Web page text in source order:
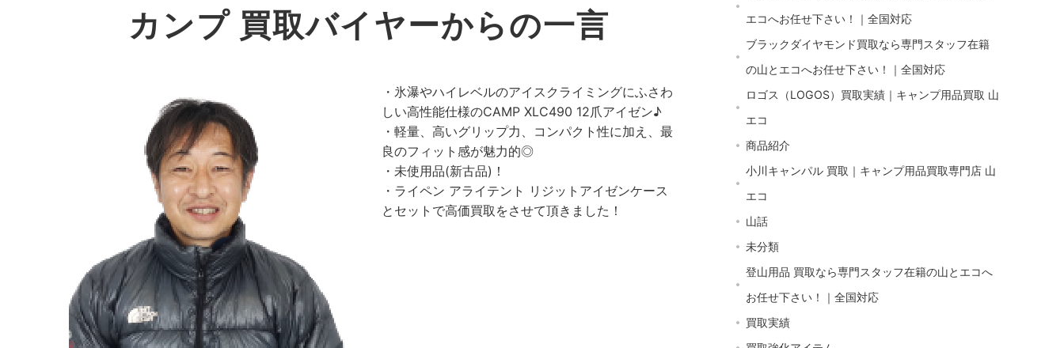
カンプ 買取バイヤーからの一言
・氷瀑やハイレベルのアイスクライミングにふさわ
しい高性能仕様のCAMP XLC490 12爪アイゼン♪
・軽量、高いグリップ力、コンパクト性に加え、最
良のフィット感が魅力的◎
・未使用品(新古品)！
・ライペン アライテント リジットアイゼンケース
とセットで高価買取をさせて頂きました！
エコへお任せ下さい！｜全国対応
ブラックダイヤモンド買取なら専門スタッフ在籍
の山とエコへお任せ下さい！｜全国対応
ロゴス（LOGOS）買取実績｜キャンプ用品買取 山
エコ
商品紹介
小川キャンパル 買取｜キャンプ用品買取専門店 山
エコ
山話
未分類
登山用品 買取なら専門スタッフ在籍の山とエコへ
お任せ下さい！｜全国対応
買取実績